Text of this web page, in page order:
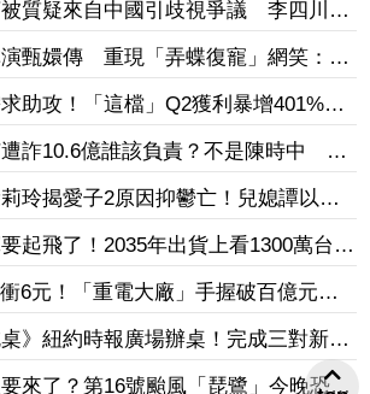
質疑來自中國引歧視爭議 李四川抱
政治對立帶過來
甄嬛傳 重現「弄蝶復寵」網笑：詭
助攻！「這檔」Q2獲利暴增401%、
H1營運同步創高
詐10.6億誰該負責？不是陳時中 張
行長下台
玲揭愛子2原因抑鬱亡！兒媳譚以欣
不相信童年決定一個人
起飛了！2035年出貨上看1300萬台
「3檔飆逾2成」法人搶先卡位
6元！「重電大廠」手握破百億元訂
纜專案＋台電強韌電網加持營運
桌》紐約時報廣場辦桌！完成三對新人
千千奔走替新娘圓夢
來了？第16號颱風「琵鷺」今晚恐生